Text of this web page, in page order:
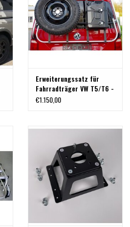
Erweiterungssatz für
Fahrradträger VW T5/T6 -
zur Aufrüstung zum
€1.150,00